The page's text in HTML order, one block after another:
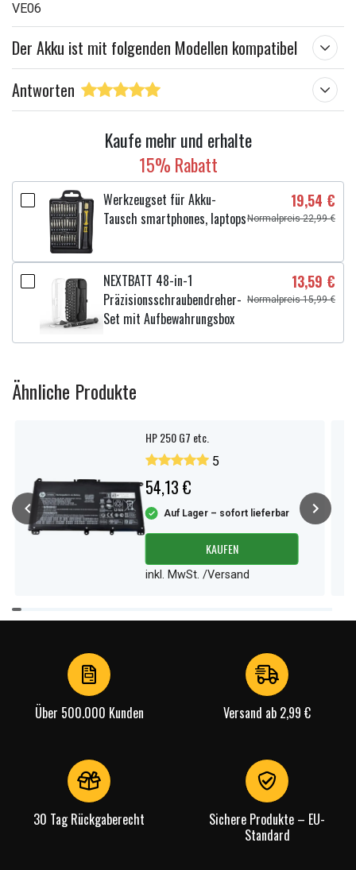
VE06
Der Akku ist mit folgenden Modellen kompatibel
Antworten
Kaufe mehr und erhalte
15% Rabatt
Werkzeugset für Akku-
Tausch smartphones, laptops
19,54 €
Normalpreis 22,99 €
NEXTBATT 48-in-1
Präzisionsschraubendreher-
Set mit Aufbewahrungsbox
13,59 €
Normalpreis 15,99 €
Ähnliche Produkte
HP 250 G7 etc.
5
54,13 €
Auf Lager – sofort lieferbar
KAUFEN
inkl. MwSt. /Versand
Item
1
Über 500.000 Kunden Versand ab 2,99 €
30 Tag Rückgaberecht
Sichere Produkte – EU-
Standard